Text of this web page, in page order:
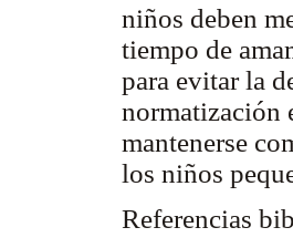
niños deben
tiempo de
para evitar la
normatización
mantenerse
los niños
Referencias